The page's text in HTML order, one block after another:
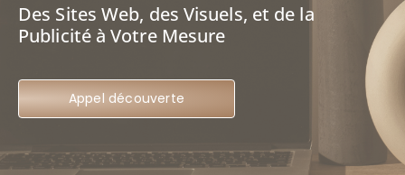
Des Sites Web, des Visuels, et de la
Publicité à Votre Mesure
Appel découverte